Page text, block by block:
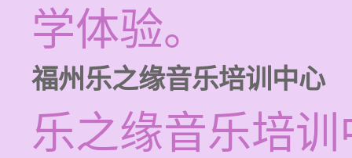
学体验。
福州乐之缘音乐培训中心
乐之缘音乐培